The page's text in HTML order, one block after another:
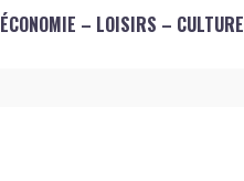
ÉCONOMIE – LOISIRS – CULTURE